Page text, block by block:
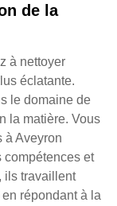
de la
à nettoyer
éclatante.
le domaine de
la matière. Vous
à Aveyron
compétences et
ils travaillent
répondant à la